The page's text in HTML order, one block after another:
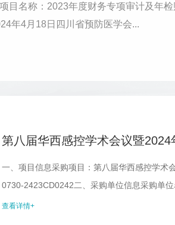
目名称：2023年度财务专项审计及年
年4月18日四川省预防医学会...
第八届华西感控学术会议暨
结果公告
一、项目信息采购项目：第八届华西感控学术
0730-2423CD0242二、采购单位信息采购单
84215115三、采购代理机构信息采购代理机
查看详情+